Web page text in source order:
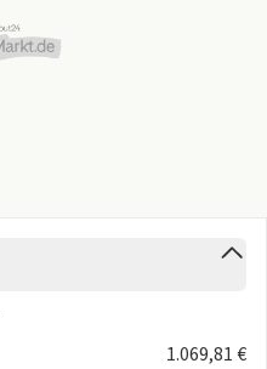
1.069,81 €